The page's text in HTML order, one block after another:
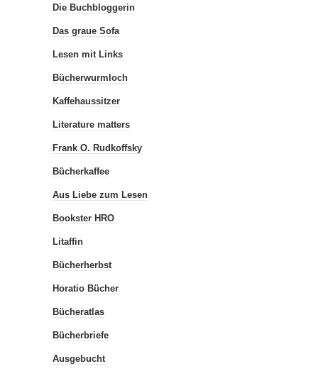
Die Buchbloggerin
Das graue Sofa
Lesen mit Links
Bücherwurmloch
Kaffehaussitzer
Literature matters
Frank O. Rudkoffsky
Bücherkaffee
Aus Liebe zum Lesen
Bookster HRO
Litaffin
Bücherherbst
Horatio Bücher
Bücheratlas
Bücherbriefe
Ausgebucht